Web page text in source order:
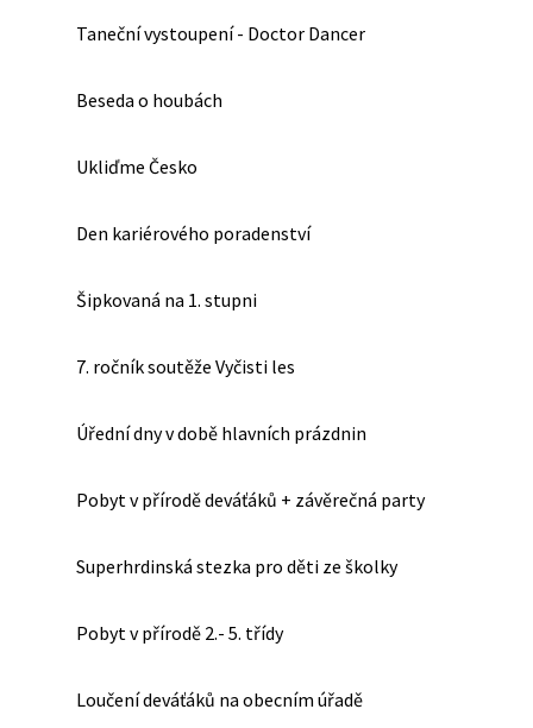
Taneční vystoupení - Doctor Dancer
Beseda o houbách
Ukliďme Česko
Den kariérového poradenství
Šipkovaná na 1. stupni
7. ročník soutěže Vyčisti les
Úřední dny v době hlavních prázdnin
Pobyt v přírodě deváťáků + závěrečná party
Superhrdinská stezka pro děti ze školky
Pobyt v přírodě 2.- 5. třídy
Loučení deváťáků na obecním úřadě